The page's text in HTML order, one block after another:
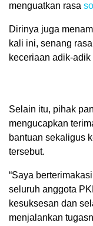
menguatkan rasa
Dirinya juga
kali ini, senang
keceriaan adik-
Selain itu, pihak
mengucapkan
bantuan sekaligus
tersebut.
“Saya
seluruh anggota
kesuksesan dan
menjalankan